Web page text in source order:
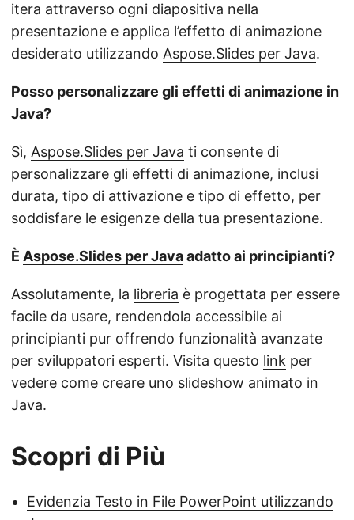
itera attraverso ogni diapositiva nella
presentazione e applica l’effetto di animazione
desiderato utilizzando Aspose.Slides per Java.
Posso personalizzare gli effetti di animazione in
Java?
Sì, Aspose.Slides per Java ti consente di
personalizzare gli effetti di animazione, inclusi
durata, tipo di attivazione e tipo di effetto, per
soddisfare le esigenze della tua presentazione.
È Aspose.Slides per Javaadatto ai principianti?
Assolutamente, la libreria è progettata per essere
facile da usare, rendendola accessibile ai
principianti pur offrendo funzionalità avanzate
per sviluppatori esperti. Visita questo link per
vedere come creare uno slideshow animato in
Java.
Scopri di Più
Evidenzia Testo in File PowerPoint utilizzando